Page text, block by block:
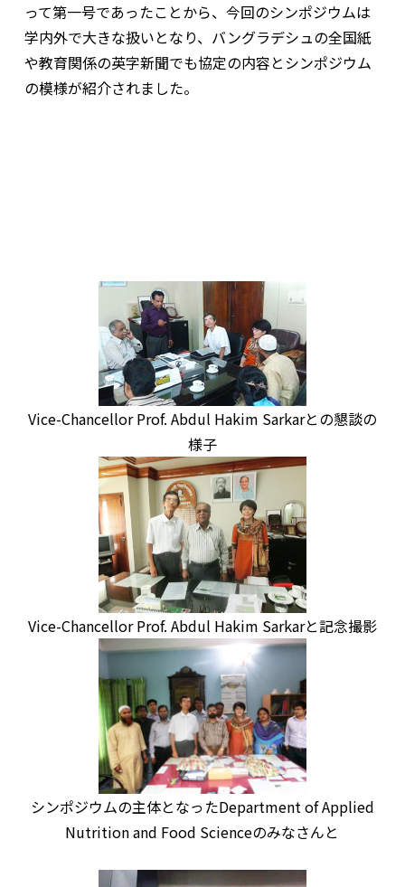
って第一号であったことから、今回のシンポジウムは
学内外で大きな扱いとなり、バングラデシュの全国紙
や教育関係の英字新聞でも協定の内容とシンポジウム
の模様が紹介されました。
Vice-Chancellor Prof. Abdul Hakim Sarkarとの懇談の
様子
Vice-Chancellor Prof. Abdul Hakim Sarkarと記念撮影
シンポジウムの主体となったDepartment of Applied
Nutrition and Food Scienceのみなさんと